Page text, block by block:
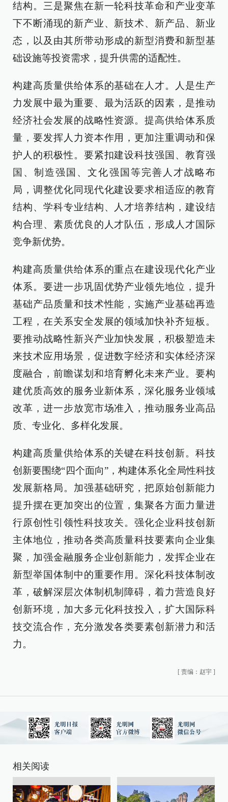
结构。三是聚焦在新一轮科技革命和产业变革
下不断涌现的新产业、新技术、新产品、新业
态，以及由其所带动形成的新型消费和新型基
础设施等投资需求，提升供需的适配性。
构建高质量供给体系的基础在人才。人是生产
力发展中最为重要、最为活跃的因素，是推动
经济社会发展的战略性资源。提高供给体系质
量，要发挥人力资本作用，更加注重调动和保
护人的积极性。要紧扣建设科技强国、教育强
国、制造强国、文化强国等完善人才战略布
局，调整优化同现代化建设要求相适应的教育
结构、学科专业结构、人才培养结构，建设结
构合理、素质优良的人才队伍，形成人才国际
竞争新优势。
构建高质量供给体系的重点在建设现代化产业
体系。要进一步巩固优势产业领先地位，提升
基础产品质量和技术性能，实施产业基础再造
工程，在关系安全发展的领域加快补齐短板。
要推动战略性新兴产业加快发展，积极塑造未
来技术应用场景，促进数字经济和实体经济深
度融合，前瞻谋划和培育孵化未来产业。要构
建优质高效的服务业新体系，深化服务业领域
改革，进一步放宽市场准入，推动服务业高品
质、专业化、多样化发展。
构建高质量供给体系的关键在科技创新。科技
创新要围绕“四个面向”，构建体系化全局性科技
发展新格局。加强基础研究，把原始创新能力
提升摆在更加突出的位置，集聚各方面力量进
行原创性引领性科技攻关。强化企业科技创新
主体地位，推动各类高质量科技要素向企业集
聚，加强金融服务企业创新能力，发挥企业在
新型举国体制中的重要作用。深化科技体制改
革，破解深层次体制机制障碍，着力营造良好
创新环境，加大多元化科技投入，扩大国际科
技交流合作，充分激发各类要素创新潜力和活
力。
[ 责编：赵宇 ]
相关阅读